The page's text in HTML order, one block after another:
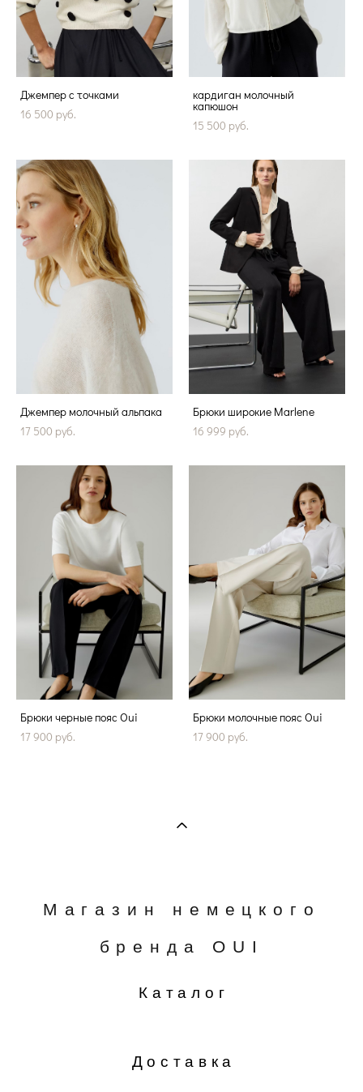
Джемпер с точками
16 500 pуб.
кардиган молочный
капюшон
15 500 pуб.
Джемпер молочный альпака
17 500 pуб.
Брюки широкие Marlene
16 999 pуб.
Брюки черные пояс Oui
17 900 pуб.
Брюки молочные пояс Oui
17 900 pуб.
Магазин немецкого
бренда OUI
Каталог
Доставка